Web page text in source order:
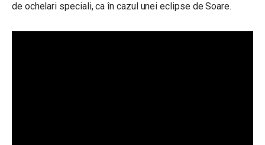
de ochelari speciali, ca în cazul unei eclipse de Soare.